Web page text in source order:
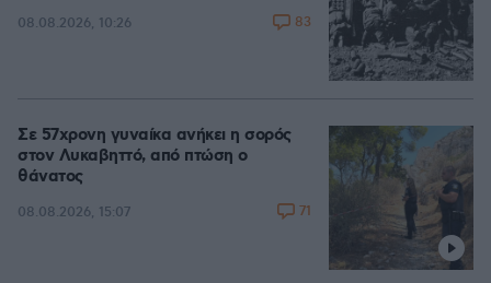
08.08.2026, 10:26 83
Σε 57χρονη γυναίκα ανήκει η σορός
στον Λυκαβηττό, από πτώση ο
θάνατος
08.08.2026, 15:07 71